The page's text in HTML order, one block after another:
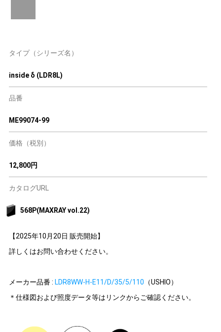
タイプ（シリーズ名）
inside δ (LDR8L)
品番
ME99074-99
価格（税別）
12,800円
カタログURL
568P(MAXRAY vol.22)
【2025年10月20日 販売開始】
詳しくはお問い合わせください。
メーカー品番 : LDR8WW-H-E11/D/35/5/110 （USHIO）
＊仕様図および照度データ等はリンクからご確認ください。